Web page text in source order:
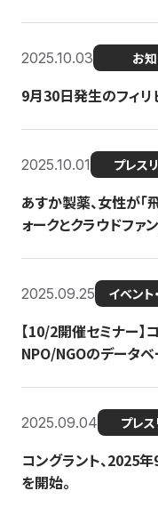
2025.10.03 お
9月30日発生のフィリ
2025.10.01 プレス
あすか製薬、女性が「
ォークとクラウドファ
2025.09.25 イベント
【10/2開催セミナー
NPO/NGOのデータ
2025.09.04 プレ
コングラント、2025
を開始。